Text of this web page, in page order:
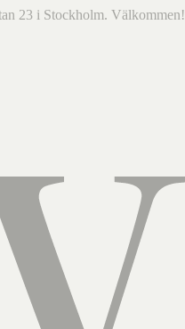
23 i Stockholm. Välkommen!